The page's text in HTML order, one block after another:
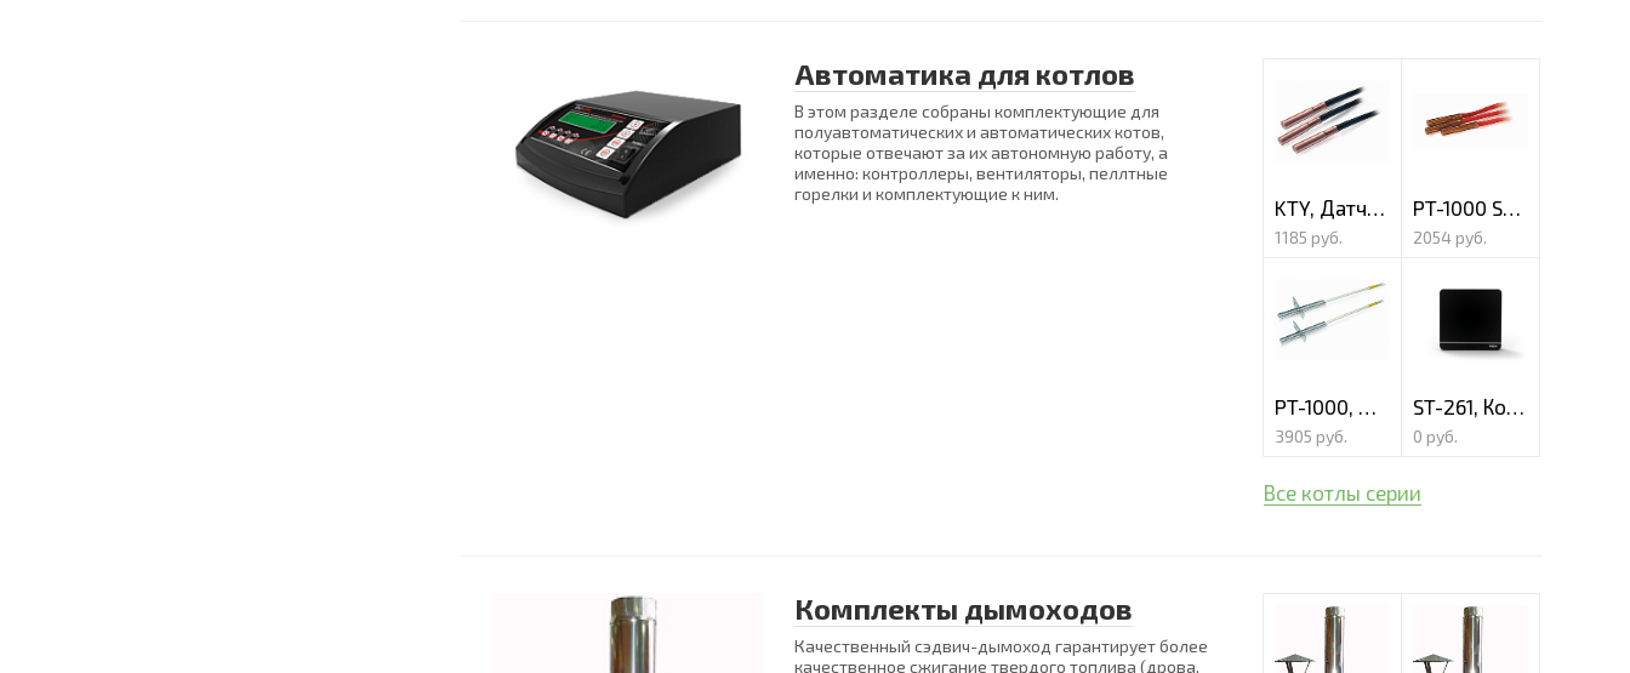
Автоматика для котлов
В этом разделе собраны комплектующие для
полуавтоматических и автоматических котов,
которые отвечают за их автономную работу, а
именно: контроллеры, вентиляторы, пеллтные
горелки и комплектующие к ним.
KTY, Датчик температуры
1185 руб.
PT-1000 Solar, Датчик температуры для солярных систем
2054 руб.
PT-1000, Датчик температуры
3905 руб.
ST-261, Комнатный проводной датчик температуры
0 руб.
Все котлы серии
Комплекты дымоходов
Качественный сэдвич-дымоход гарантирует более
качественное сжигание твердого топлива (дрова,